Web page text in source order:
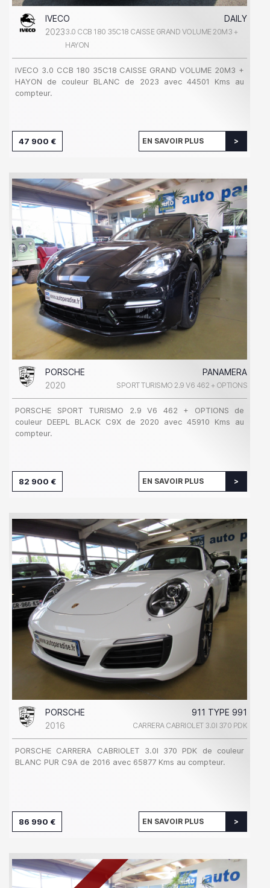
IVECO
DAILY
20233.0 CCB 180 35C18 CAISSE GRAND VOLUME 20M3 +
HAYON
IVECO 3.0 CCB 180 35C18 CAISSE GRAND VOLUME 20M3 +
HAYON de couleur BLANC de 2023 avec 44501 Kms au
compteur.
47 900 € EN SAVOIR PLUS
PORSCHE
PANAMERA
2020
SPORT TURISMO 2.9 V6 462 + OPTIONS
PORSCHE SPORT TURISMO 2.9 V6 462 + OPTIONS de
couleur DEEPL BLACK C9X de 2020 avec 45910 Kms au
compteur.
82 900 € EN SAVOIR PLUS
PORSCHE
911 TYPE 991
2016
CARRERA CABRIOLET 3.0I 370 PDK
PORSCHE CARRERA CABRIOLET 3.0I 370 PDK de couleur
BLANC PUR C9A de 2016 avec 65877 Kms au compteur.
86 990 € EN SAVOIR PLUS